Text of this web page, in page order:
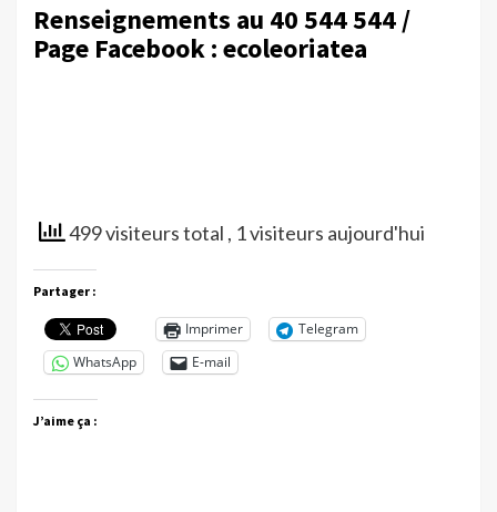
Renseignements au 40 544 544 /
Page Facebook : ecoleoriatea
499 visiteurs total , 1 visiteurs aujourd'hui
Partager :
Imprimer
Telegram
WhatsApp
E-mail
J’aime ça :